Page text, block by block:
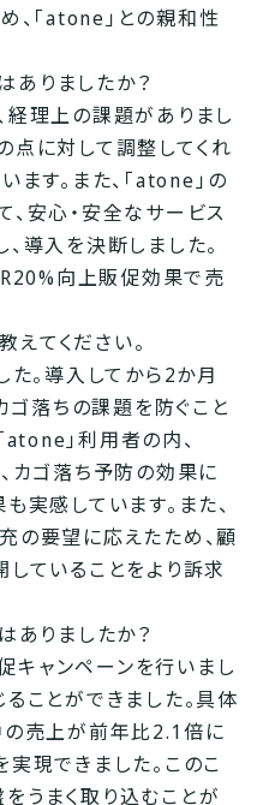
、「atone」との親和性
ありましたか？
経理上の課題がありまし
点に対して調整してくれ
ます。また、「atone」の
安心・安全なサービス
導入を決断しました。
向上販促効果で売
えてください。
。導入してから2か月
ゴ落ちの課題を防ぐこと
atone」利用者の内、
カゴ落ち予防の効果に
実感しています。また、
の要望に応えたため、顧
ていることをより訴求
ありましたか？
キャンペーンを行いまし
ことができました。具体
の売上が前年比2.1倍に
現できました。このこ
うまく取り込むことが